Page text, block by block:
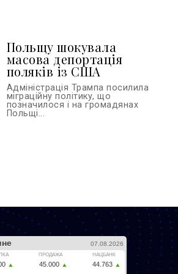
Польщу шокувала
масова депортація
поляків із США
Адміністрація Трампа посилила
міграційну політику, що
позначилося і на громадянах
Польщі...